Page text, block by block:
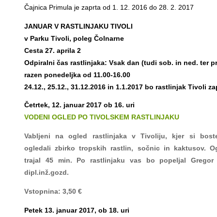
Čajnica Primula je zaprta od 1. 12. 2016 do 28. 2. 2017
JANUAR V RASTLINJAKU TIVOLI
v Parku Tivoli, poleg Čolnarne
Cesta 27. aprila 2
Odpiralni čas rastlinjaka: Vsak dan (tudi sob. in ned. ter
razen ponedeljka od 11.00-16.00
24.12., 25.12., 31.12.2016 in 1.1.2017 bo rastlinjak Tivoli
Četrtek, 12. januar 2017 ob 16. uri
VODENI OGLED PO TIVOLSKEM RASTLINJAKU
Vabljeni na ogled rastlinjaka v Tivoliju, kjer si
ogledali zbirko tropskih rastlin, sočnic in kaktusov.
trajal 45 min. Po rastlinjaku vas bo popeljal Gregor
dipl.inž.gozd.
Vstopnina: 3,50 €
Petek 13. januar 2017, ob 18. uri